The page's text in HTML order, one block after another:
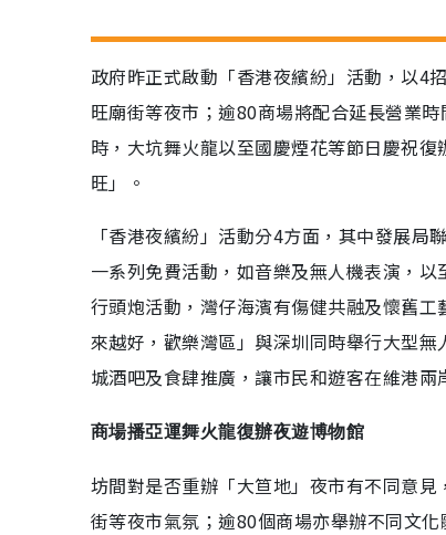
政府昨正式啟動「香港夜繽紛」活動，以4
旺廟街等夜市；逾80商場將配合延長營業
時，大坑舞火龍以至國慶煙花等節日慶祝
旺」。
「香港夜繽紛」活動分4方面，其中發展
一系列免費活動，如音樂及無人機表演，
行頭炮活動，灣仔海濱有傷健共融及懷舊
來越好，歡樂灣區」與深圳同時舉行大型
城酒吧及食肆推廣，讓市民和遊客在維港兩
商場播亞運舞火龍復辦夜遊博物館
坊間對是否重辦「大笪地」夜市有不同意
街等夜市氣氛；逾80個商場亦舉辦不同文